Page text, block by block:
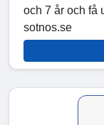
och 7 år och få
sotnos.se